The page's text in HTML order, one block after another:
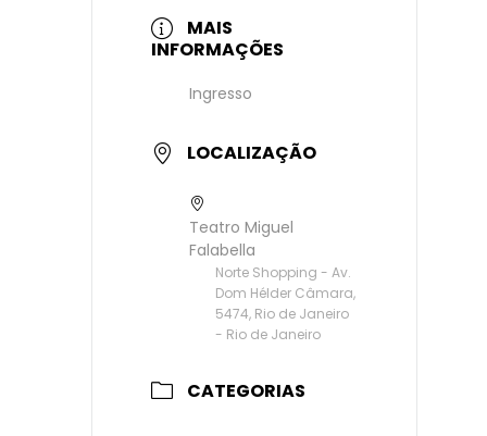
MAIS
INFORMAÇÕES
Ingresso
LOCALIZAÇÃO
Teatro Miguel
Falabella
Norte Shopping - Av.
Dom Hélder Câmara,
5474, Rio de Janeiro
- Rio de Janeiro
CATEGORIAS